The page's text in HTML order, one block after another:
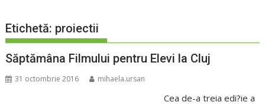
Etichetă: proiectii
Săptămâna Filmului pentru Elevi la Cluj
31 octombrie 2016 mihaela.ursan
Cea de-a treia edi?ie a